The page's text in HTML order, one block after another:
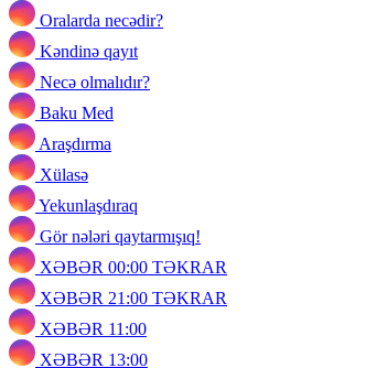
Oralarda necədir?
Kəndinə qayıt
Necə olmalıdır?
Baku Med
Araşdırma
Xülasə
Yekunlaşdıraq
Gör nələri qaytarmışıq!
XƏBƏR 00:00 TƏKRAR
XƏBƏR 21:00 TƏKRAR
XƏBƏR 11:00
XƏBƏR 13:00